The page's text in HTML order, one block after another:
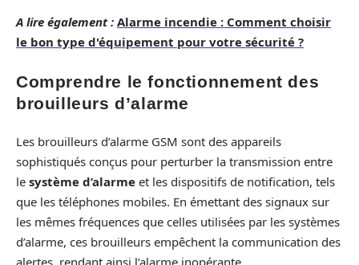
A lire également : Alarme incendie : Comment choisir
le bon type d'équipement pour votre sécurité ?
Comprendre le fonctionnement des
brouilleurs d’alarme
Les brouilleurs d’alarme GSM sont des appareils
sophistiqués conçus pour perturber la transmission entre
le système d’alarme et les dispositifs de notification, tels
que les téléphones mobiles. En émettant des signaux sur
les mêmes fréquences que celles utilisées par les systèmes
d’alarme, ces brouilleurs empêchent la communication des